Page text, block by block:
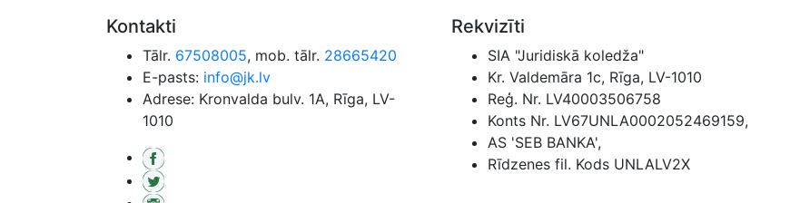
Kontakti
Tālr. 67508005, mob. tālr. 28665420
E-pasts: info@jk.lv
Adrese: Kronvalda bulv. 1A, Rīga, LV-
1010
Rekvizīti
SIA "Juridiskā koledža"
Kr. Valdemāra 1c, Rīga, LV-1010
Reģ. Nr. LV40003506758
Konts Nr. LV67UNLA0002052469159,
AS 'SEB BANKA',
Rīdzenes fil. Kods UNLALV2X